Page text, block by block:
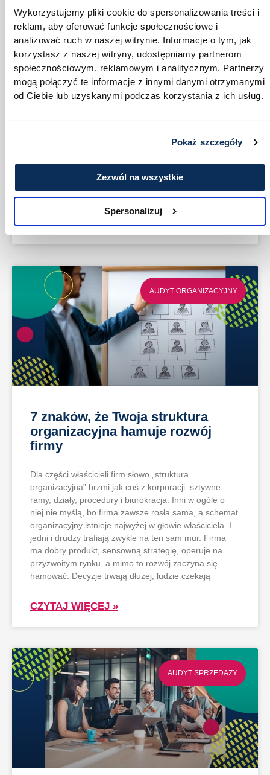
Wykorzystujemy pliki cookie do spersonalizowania treści i
reklam, aby oferować funkcje społecznościowe i
analizować ruch w naszej witrynie. Informacje o tym, jak
korzystasz z naszej witryny, udostępniamy partnerom
społecznościowym, reklamowym i analitycznym. Partnerzy
mogą połączyć te informacje z innymi danymi otrzymanymi
od Ciebie lub uzyskanymi podczas korzystania z ich usług.
Pokaż szczegóły
Zezwól na wszystkie
Spersonalizuj
Jak struktura organizacyjna
wpływa na kulturę firmy (i
odwrotnie)?
Większość właścicieli firm, z którymi pracujemy, myśli o
tych dwóch rzeczach osobno. Struktura organizacyjna
że w praktyce nieprawdziwy. Bo struktura
Ustawiasz hierarchię z pięcioma szczeblami akceptacji
i po roku masz zespół,
CZYTAJ WIĘCEJ »
AUDYT ORGANIZACYJNY
7 znaków, że Twoja struktura
organizacyjna hamuje rozwój
firmy
Dla części właścicieli firm słowo „struktura
organizacyjna” brzmi jak coś z korporacji: sztywne
ramy, działy, procedury i biurokracja. Inni w ogóle o
niej nie myślą, bo firma zawsze rosła sama, a schemat
organizacyjny istnieje najwyżej w głowie właściciela. I
jedni i drudzy trafiają zwykle na ten sam mur. Firma
ma dobry produkt, sensowną strategię, operuje na
przyzwoitym rynku, a mimo to rozwój zaczyna się
hamować. Decyzje trwają dłużej, ludzie czekają
CZYTAJ WIĘCEJ »
AUDYT SPRZEDAŻY